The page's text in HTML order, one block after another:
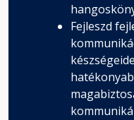
Fejleszd